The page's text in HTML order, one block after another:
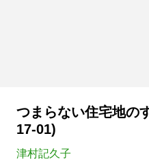
つまらない住宅地の
17-01)
津村記久子